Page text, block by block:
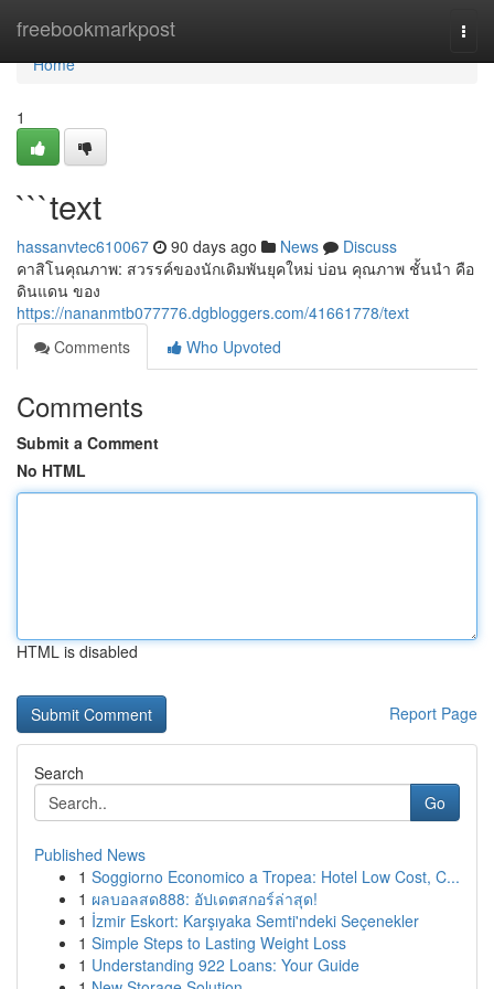
freebookmarkpost
Home
Home
1
```text
hassanvtec610067 90 days ago News
Discuss
คาสิโนคุณภาพ: สวรรค์ของนักเดิมพันยุคใหม่ บ่อน คุณภาพ ชั้นนำ คือ
ดินแดน ของ
https://nananmtb077776.dgbloggers.com/41661778/text
Comments
Who Upvoted
Comments
Submit a Comment
No HTML
HTML is disabled
Report Page
Search
Go
Published News
1 Soggiorno Economico a Tropea: Hotel Low Cost, C...
1 ผลบอลสด888: อัปเดตสกอร์ล่าสุด!
1 İzmir Eskort: Karşıyaka Semti'ndeki Seçenekler
1 Simple Steps to Lasting Weight Loss
1 Understanding 922 Loans: Your Guide